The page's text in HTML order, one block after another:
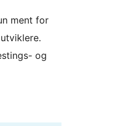
ment for
og